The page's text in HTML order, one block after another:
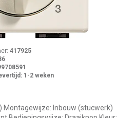
417925
1-2 weken
Montagewijze: Inbouw (stucwerk)